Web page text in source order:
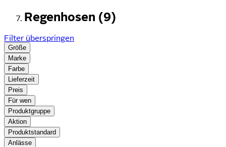
Regenhosen (9)
Filter überspringen
Größe
Marke
Farbe
Lieferzeit
Preis
Für wen
Produktgruppe
Aktion
Produktstandard
Anlässe